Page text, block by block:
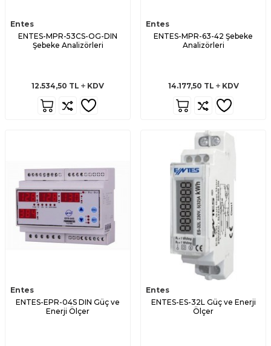
Entes
ENTES-MPR-53CS-OG-DIN
Şebeke Analizörleri
12.534,50 TL KDV
Entes
ENTES-MPR-63-42 Şebeke
Analizörleri
14.177,50 TL KDV
Entes
ENTES-EPR-04S DIN Güç ve
Enerji Ölçer
Entes
ENTES-ES-32L Güç ve Enerji
Ölçer